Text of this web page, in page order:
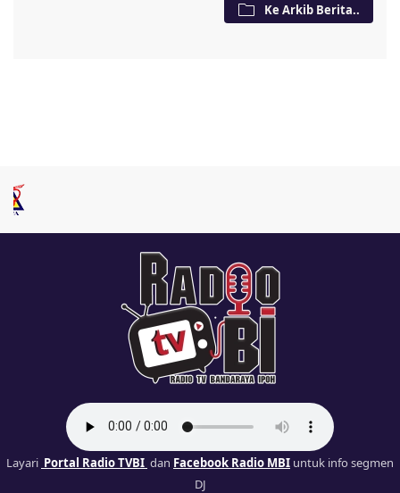
Ke Arkib Berita..
Layari Portal Radio TVBI dan Facebook Radio MBI untuk info segmen
DJ